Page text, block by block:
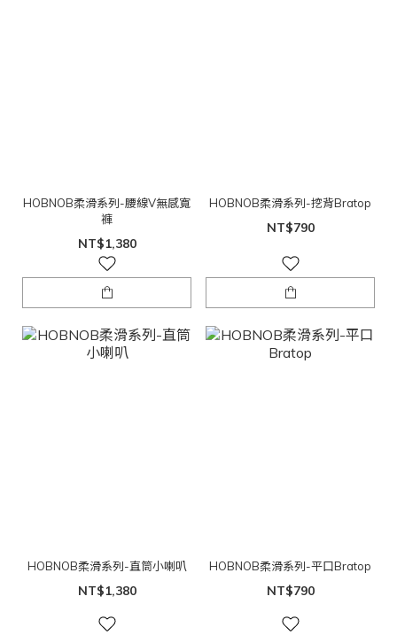
HOBNOB柔滑系列-腰線V無感寬
褲
NT$1,380
HOBNOB柔滑系列-挖背Bratop
NT$790
HOBNOB柔滑系列-直筒小喇叭
NT$1,380
HOBNOB柔滑系列-平口Bratop
NT$790